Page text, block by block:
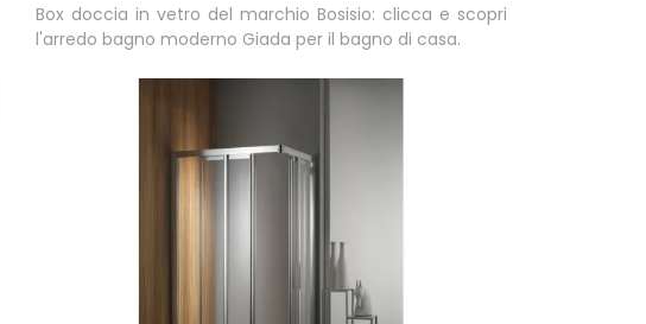
Box doccia in vetro del marchio Bosisio: clicca e scopri
l'arredo bagno moderno Giada per il bagno di casa.